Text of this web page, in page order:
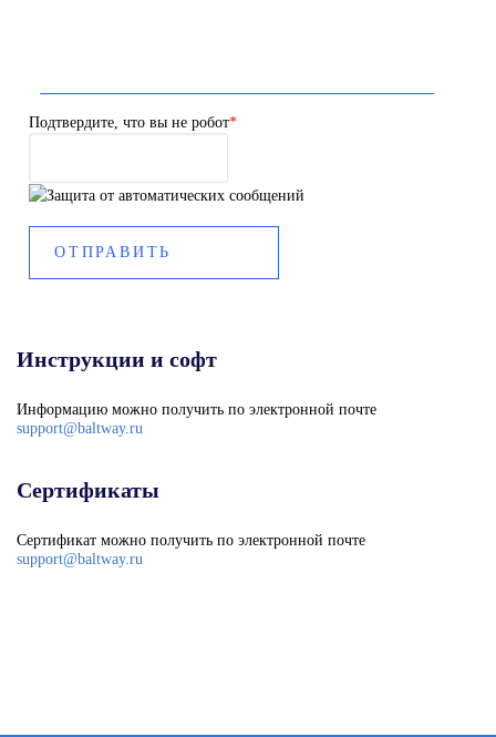
Подтвердите, что вы не робот*
Инструкции и софт
Информацию можно получить по электронной почте
support@baltway.ru
Сертификаты
Сертификат можно получить по электронной почте
support@baltway.ru